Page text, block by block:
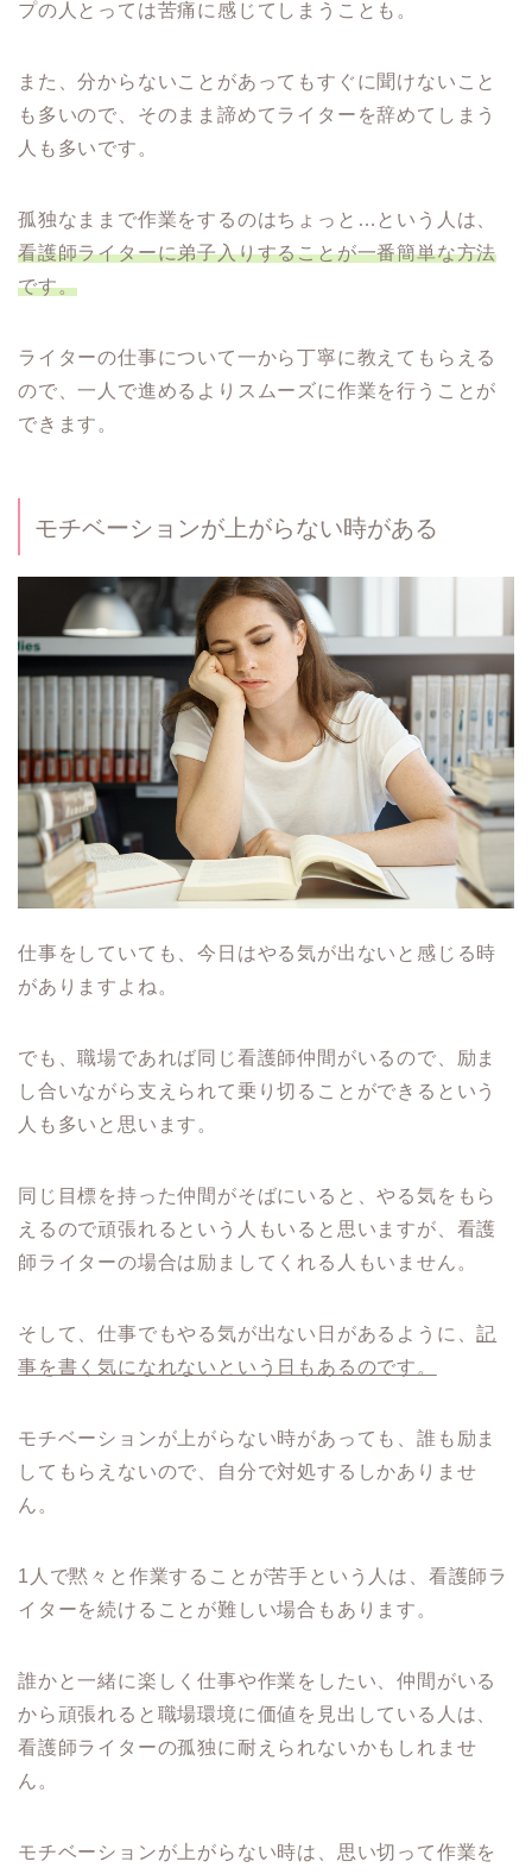
プの人とっては苦痛に感じてしまうことも。
また、分からないことがあってもすぐに聞けないこと
も多いので、そのまま諦めてライターを辞めてしまう
人も多いです。
孤独なままで作業をするのはちょっと…という人は、
看護師ライターに弟子入りすることが一番簡単な方法
です。
ライターの仕事について一から丁寧に教えてもらえる
ので、一人で進めるよりスムーズに作業を行うことが
できます。
モチベーションが上がらない時がある
仕事をしていても、今日はやる気が出ないと感じる時
がありますよね。
でも、職場であれば同じ看護師仲間がいるので、励ま
し合いながら支えられて乗り切ることができるという
人も多いと思います。
同じ目標を持った仲間がそばにいると、やる気をもら
えるので頑張れるという人もいると思いますが、看護
師ライターの場合は励ましてくれる人もいません。
そして、仕事でもやる気が出ない日があるように、記
事を書く気になれないという日もあるのです。
モチベーションが上がらない時があっても、誰も励ま
してもらえないので、自分で対処するしかありませ
ん。
1人で黙々と作業することが苦手という人は、看護師ラ
イターを続けることが難しい場合もあります。
誰かと一緒に楽しく仕事や作業をしたい、仲間がいる
から頑張れると職場環境に価値を見出している人は、
看護師ライターの孤独に耐えられないかもしれませ
ん。
モチベーションが上がらない時は、思い切って作業を